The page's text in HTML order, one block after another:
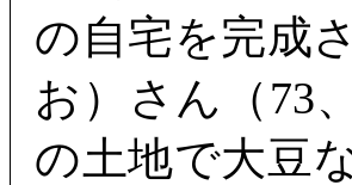
の自宅を完成
お）さん（73
の土地で大豆